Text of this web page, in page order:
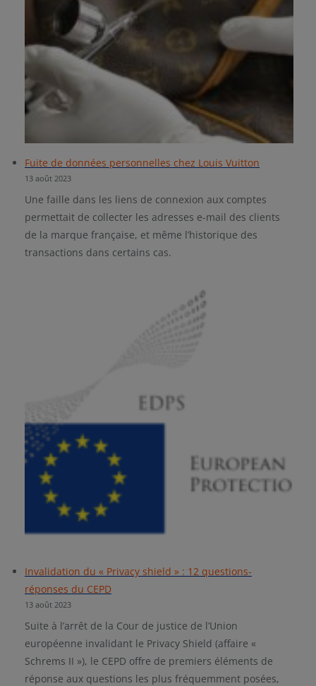
Fuite de données personnelles chez Louis Vuitton
13 août 2023
Une faille dans les liens de connexion aux comptes
permettait de collecter les adresses e-mail des clients
de la marque française, et même l’historique des
transactions dans certains cas.
Invalidation du « Privacy shield » : 12 questions-
réponses du CEPD
13 août 2023
Suite à l’arrêt de la Cour de justice de l’Union
européenne invalidant le Privacy Shield (affaire «
Schrems II »), le CEPD offre de premiers éléments de
réponse aux questions les plus fréquemment posées,